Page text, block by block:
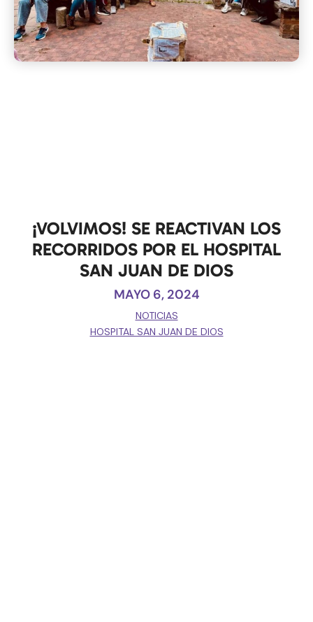
¡VOLVIMOS! SE REACTIVAN LOS
RECORRIDOS POR EL HOSPITAL
SAN JUAN DE DIOS
MAYO 6, 2024
NOTICIAS
HOSPITAL SAN JUAN DE DIOS